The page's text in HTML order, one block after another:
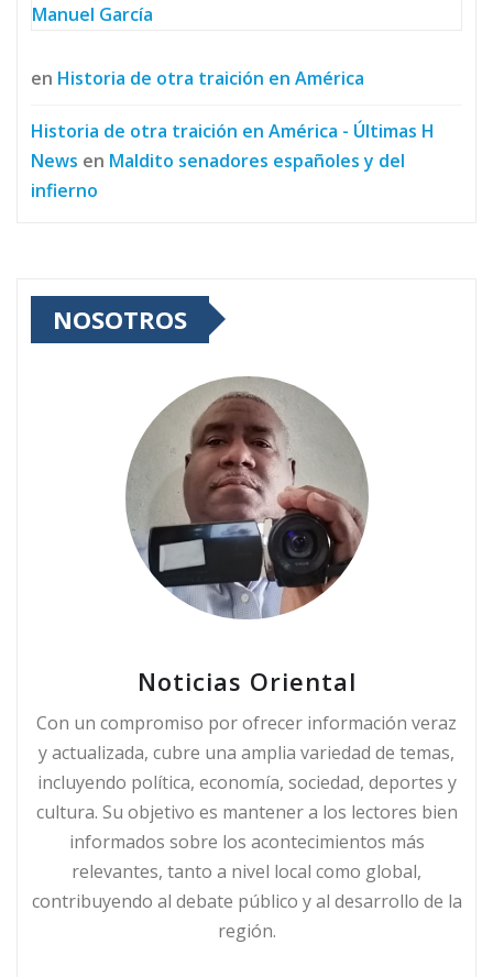
Manuel García
en Historia de otra traición en América
Historia de otra traición en América - Últimas H
News en Maldito senadores españoles y del
infierno
NOSOTROS
Noticias Oriental
Con un compromiso por ofrecer información veraz
y actualizada, cubre una amplia variedad de temas,
incluyendo política, economía, sociedad, deportes y
cultura. Su objetivo es mantener a los lectores bien
informados sobre los acontecimientos más
relevantes, tanto a nivel local como global,
contribuyendo al debate público y al desarrollo de la
región.